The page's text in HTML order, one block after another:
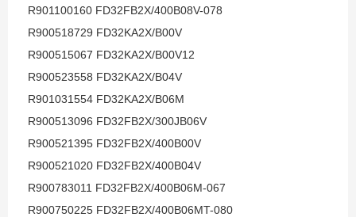
R901100160 FD32FB2X/400B08V-078
R900518729 FD32KA2X/B00V
R900515067 FD32KA2X/B00V12
R900523558 FD32KA2X/B04V
R901031554 FD32KA2X/B06M
R900513096 FD32FB2X/300JB06V
R900521395 FD32FB2X/400B00V
R900521020 FD32FB2X/400B04V
R900783011 FD32FB2X/400B06M-067
R900750225 FD32FB2X/400B06MT-080